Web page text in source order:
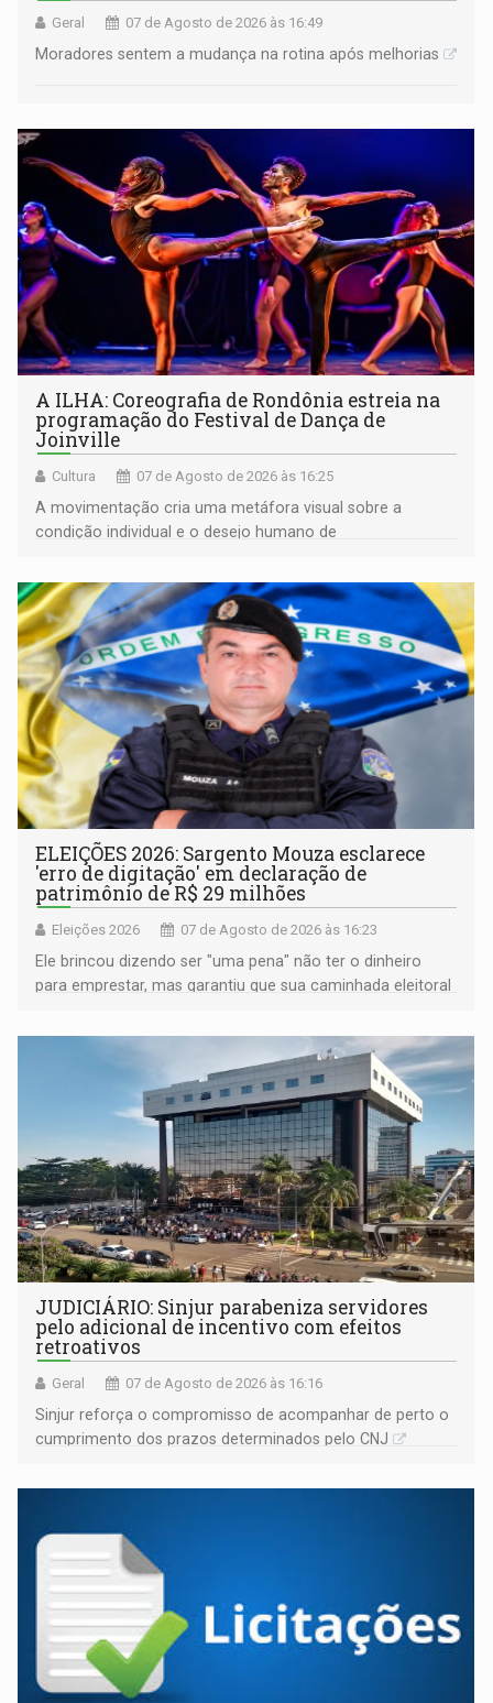
Geral 07 de Agosto de 2026 às 16:49
Moradores sentem a mudança na rotina após melhorias
A ILHA: Coreografia de Rondônia estreia na
programação do Festival de Dança de
Joinville
Cultura 07 de Agosto de 2026 às 16:25
A movimentação cria uma metáfora visual sobre a
condição individual e o desejo humano de
ELEIÇÕES 2026: Sargento Mouza esclarece
'erro de digitação' em declaração de
patrimônio de R$ 29 milhões
Eleições 2026 07 de Agosto de 2026 às 16:23
Ele brincou dizendo ser "uma pena" não ter o dinheiro
para emprestar, mas garantiu que sua caminhada eleitoral
JUDICIÁRIO: Sinjur parabeniza servidores
pelo adicional de incentivo com efeitos
retroativos
Geral 07 de Agosto de 2026 às 16:16
Sinjur reforça o compromisso de acompanhar de perto o
cumprimento dos prazos determinados pelo CNJ